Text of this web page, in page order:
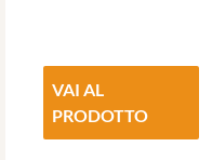
VAI AL
PRODOTTO